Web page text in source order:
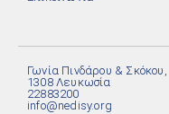
Γωνία Πινδάρου & Σκόκου,
1308 Λευκωσία
22883200
info@nedisy.org